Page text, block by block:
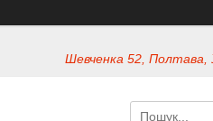
Шевченка 52, Полтава,